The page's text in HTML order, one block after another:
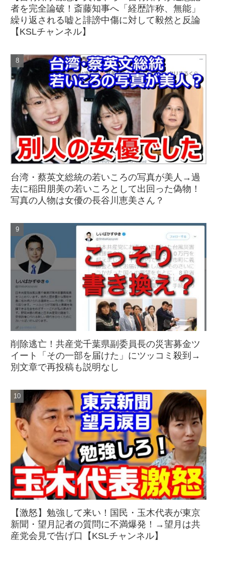
者を完全論破！斎藤知事へ「経歴詐称、無能」
繰り返される嘘と誹謗中傷に対して毅然と反論
【KSLチャンネル】
台湾・蔡英文総統の若いころの写真が美人→過
去に稲田朋美の若いころとして出回った偽物！
写真の人物は女優の長谷川恵美さん？
削除逃亡！共産党千葉県副委員長の災害募金ツ
イート「その一部を届けた」にツッコミ殺到→
別文章で再投稿も説明なし
【激怒】勉強して来い！国民・玉木代表が東京
新聞・望月記者の質問に不満爆発！→望月は共
産党会見で告げ口【KSLチャンネル】